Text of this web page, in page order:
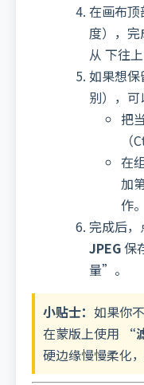
在画布
度），
从 下往
如果想
别），可
把
（
在
加
作。
完成后，
JPEG保
量”。
小贴士： 如果你
在蒙版上使用
“
硬边缘慢慢柔化